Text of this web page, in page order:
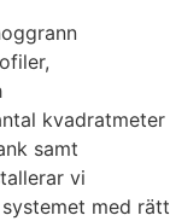
kvadratmeter
samt
vi
med rätt